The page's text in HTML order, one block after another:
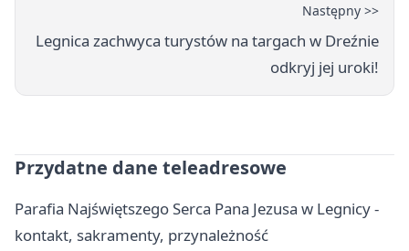
Następny >>
Legnica zachwyca turystów na targach w Dreźnie
odkryj jej uroki!
Przydatne dane teleadresowe
Parafia Najświętszego Serca Pana Jezusa w Legnicy -
kontakt, sakramenty, przynależność